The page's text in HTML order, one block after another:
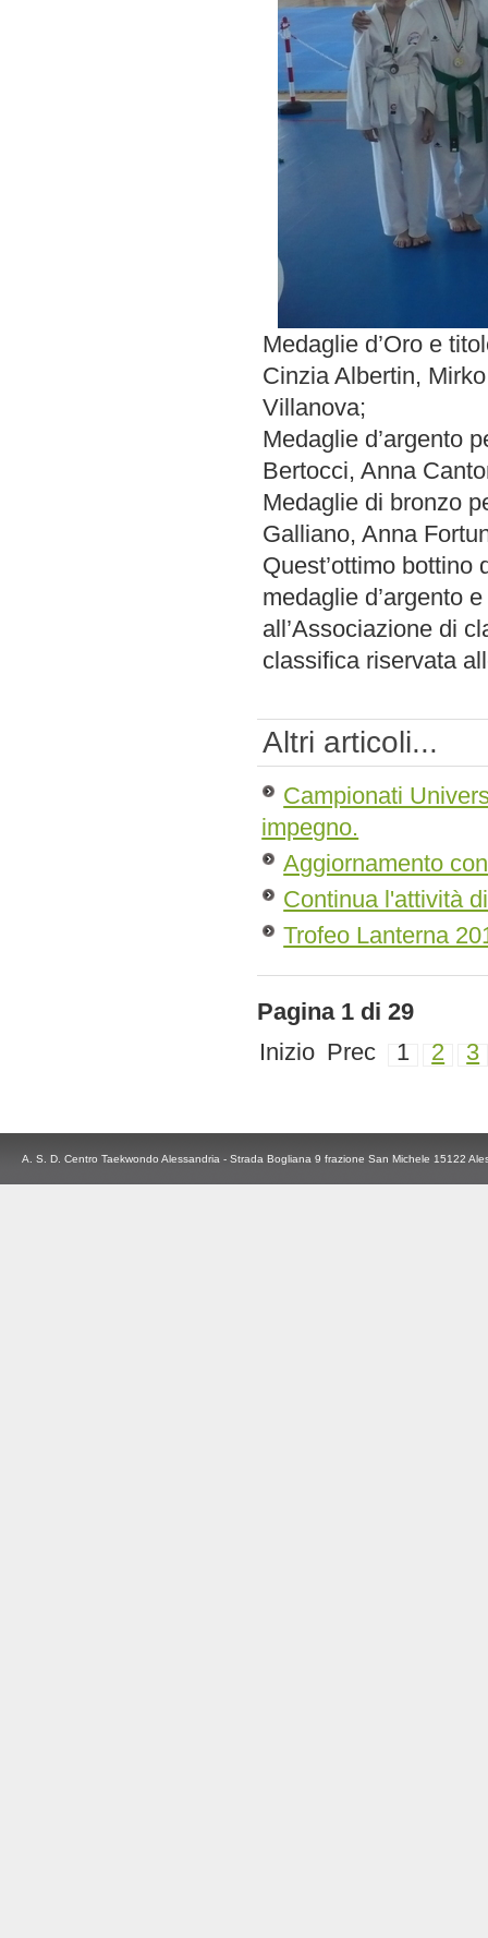
Medaglie d’Oro e
Cinzia Albertin,
Villanova;
Medaglie d’argento
Bertocci, Anna
Medaglie di bronzo
Galliano, Anna
Quest’ottimo bottino
medaglie d’argento
all’Associazione di
classifica riservata
Altri articoli...
Campionati
impegno.
Aggiornamento
Continua l'attività
Trofeo Lanterna
Pagina 1 di 29
Inizio Prec 1 2 3
A. S. D. Centro Taekwondo Alessandria - Strada Bogliana 9 frazione San Michele 15122